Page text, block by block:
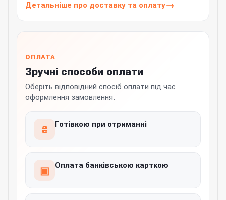
Детальніше про доставку та оплату
ОПЛАТА
Зручні способи оплати
Оберіть відповідний спосіб оплати під час
оформлення замовлення.
₴ Готівкою при отриманні
▣ Оплата банківською карткою